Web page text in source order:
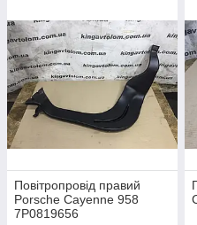
Повітропровід правий
Porsche Cayenne 958
7P0819656